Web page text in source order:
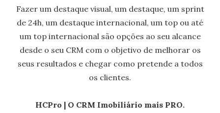
Fazer um destaque visual, um destaque, um sprint
de 24h, um destaque internacional, um top ou até
um top internacional são opções ao seu alcance
desde o seu CRM com o objetivo de melhorar os
seus resultados e chegar como pretende a todos
os clientes.
HCPro | O CRM Imobiliário mais PRO.